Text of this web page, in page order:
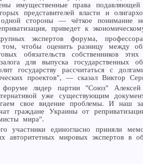
имущественные права
представителей власти и
стороны — чёткое понимание
приведет к
экспертов форума,
том, чтобы оценить разницу между
обязательств собственников
для выпуска
государству рассчитаться с
проектов", — сказал Виктор
форуме лидер партии "Союз"
уже существующим
свое видение проблемы. И наш
граждане Украины от
мира".
участники единогласно приняли
авторитетных мировых экспертов в